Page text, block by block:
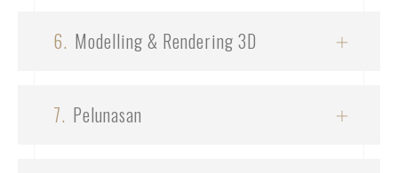
6. Modelling & Rendering 3D
7. Pelunasan